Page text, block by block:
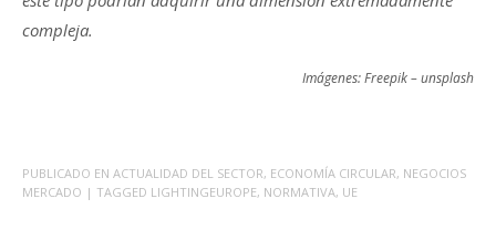
compleja.
Imágenes: Freepik – unsplash
PUBLICADO EN ACTUALIDAD DEL SECTOR, ECONOMÍA CIRCULAR, NEGOCIOS
MERCADO | TAGGED LIGHTINGEUROPE, NORMATIVA, UE